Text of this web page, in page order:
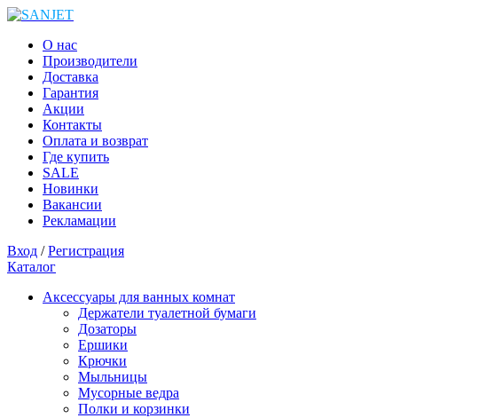
О нас
Производители
Доставка
Гарантия
Акции
Контакты
Оплата и возврат
Где купить
SALE
Новинки
Вакансии
Рекламации
Вход /Регистрация
Каталог
Аксессуары для ванных комнат
Держатели туалетной бумаги
Дозаторы
Ершики
Крючки
Мыльницы
Мусорные ведра
Полки и корзинки